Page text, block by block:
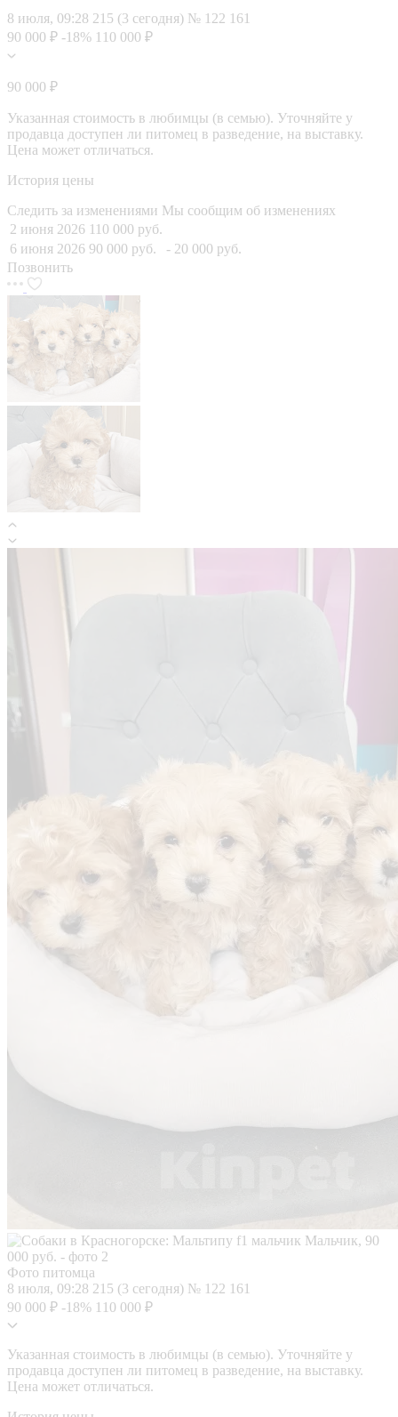
8 июля, 09:28 215 (3 сегодня) № 122 161
90 000 ₽ -18% 110 000 ₽
90 000 ₽
Указанная стоимость в любимцы (в семью). Уточняйте у
продавца доступен ли питомец в разведение, на выставку.
Цена может отличаться.
История цены
Следить за изменениями Мы сообщим об изменениях
2 июня 2026 110 000 руб.
6 июня 2026 90 000 руб.
- 20 000 руб.
Позвонить
Фото питомца
8 июля, 09:28 215 (3 сегодня) № 122 161
90 000 ₽ -18% 110 000 ₽
Указанная стоимость в любимцы (в семью). Уточняйте у
продавца доступен ли питомец в разведение, на выставку.
Цена может отличаться.